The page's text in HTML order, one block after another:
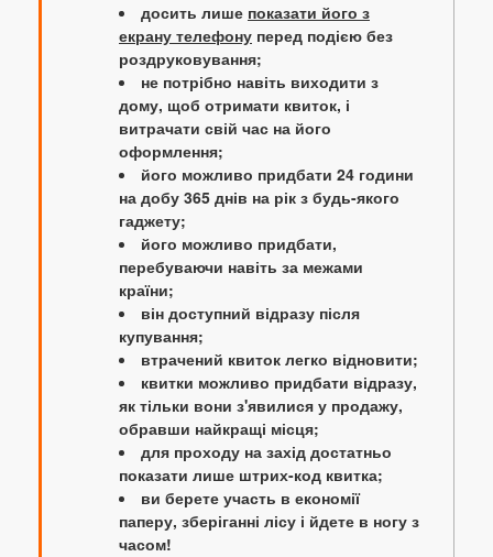
досить лише показати його з
екрану телефону перед подією без
роздруковування;
не потрібно навіть виходити з
дому, щоб отримати квиток, і
витрачати свій час на його
оформлення;
його можливо придбати 24 години
на добу 365 днів на рік з будь-якого
гаджету;
його можливо придбати,
перебуваючи навіть за межами
країни;
він доступний відразу після
купування;
втрачений квиток легко відновити;
квитки можливо придбати відразу,
як тільки вони з'явилися у продажу,
обравши найкращі місця;
для проходу на захід достатньо
показати лише штрих-код квитка;
ви берете участь в економії
паперу, зберіганні лісу і йдете в ногу з
часом!